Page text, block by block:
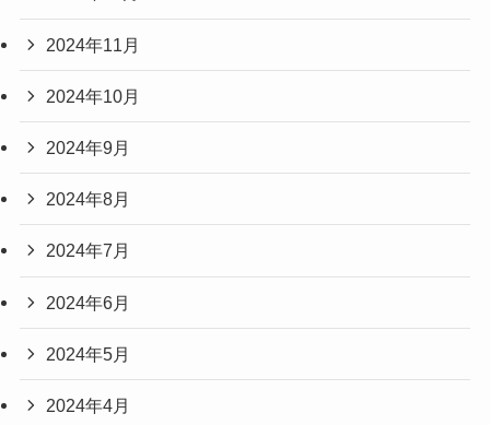
2024年11月
2024年10月
2024年9月
2024年8月
2024年7月
2024年6月
2024年5月
2024年4月